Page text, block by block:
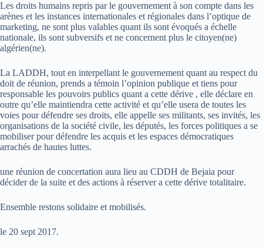
Les droits humains repris par le gouvernement à son compte dans les
arènes et les instances internationales et régionales dans l’optique de
marketing, ne sont plus valables quant ils sont évoqués a échelle
nationale, ils sont subversifs et ne concernent plus le citoyen(ne)
algérien(ne).
La LADDH, tout en interpellant le gouvernement quant au respect du
doit de réunion, prends a témoin l’opinion publique et tiens pour
responsable les pouvoirs publics quant a cette dérive , elle déclare en
outre qu’elle maintiendra cette activité et qu’elle usera de toutes les
voies pour défendre ses droits, elle appelle ses militants, ses invités, les
organisations de la société civile, les députés, les forces politiques a se
mobiliser pour défendre les acquis et les espaces démocratiques
arrachés de hautes luttes.
une réunion de concertation aura lieu au CDDH de Bejaia pour
décider de la suite et des actions à réserver a cette dérive totalitaire.
Ensemble restons solidaire et mobilisés.
le 20 sept 2017.